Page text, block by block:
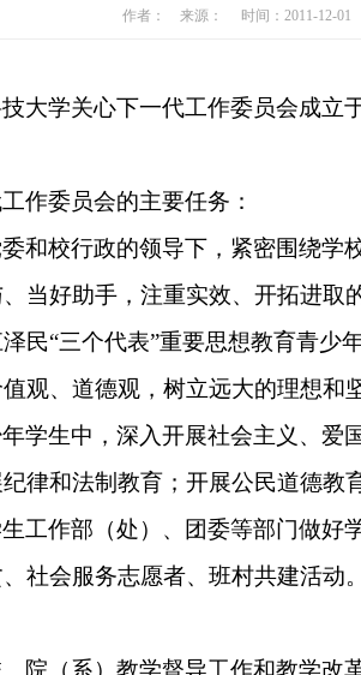
作者： 来源： 时间：2011-12-01
大学关心下一代工作委员会成立
作委员会的主要任务：
和校行政的领导下，紧密围绕学
当好助手，注重实效、开拓进取
民“三个代表”重要思想教育青少
观、道德观，树立远大的理想和
学生中，深入开展社会主义、爱
律和法制教育；开展公民道德教育
工作部（处）、团委等部门做好
社会服务志愿者、班村共建活动
院（系）教学督导工作和教学改